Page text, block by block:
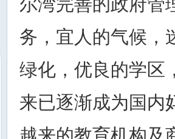
尔湾完善的政府管
务，宜人的气候，
绿化，优良的学区
来已逐渐成为国内